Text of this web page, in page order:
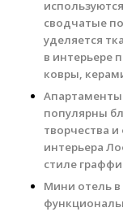
сводчатые
уделяется
в интерьере
ковры,
Апартаменты
популярны
творчества
интерьера
стиле
Мини отель в